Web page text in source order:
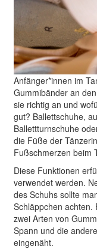
Anfänger*innen im
Gummibänder an
sie richtig an und
gut? Ballettschuhe,
Ballettturnschuhe
die Füße der
Fußschmerzen beim
Diese Funktionen
verwendet werden.
des Schuhs sollte
Schläppchen achten.
zwei Arten von
Spann und die
eingenäht.